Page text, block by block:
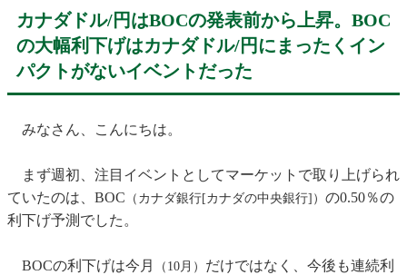
カナダドル/円はBOCの発表前から上昇。BOC
の大幅利下げはカナダドル/円にまったくイン
パクトがないイベントだった
みなさん、こんにちは。
まず週初、注目イベントとしてマーケットで取り上げられ
ていたのは、BOC （カナダ銀行[カナダの中央銀行]） の0.50％の
利下げ予測でした。
BOCの利下げは今月 （10月） だけではなく、今後も連続利